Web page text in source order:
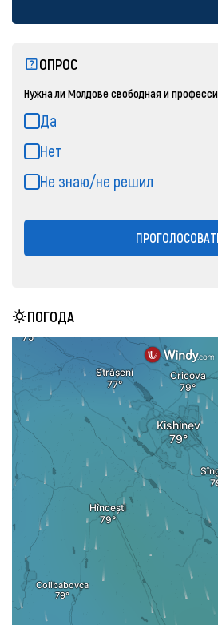
ОПРОС
Нужна ли Молдове свободная и
Да
Нет
Не знаю/не решил
ПОГОДА